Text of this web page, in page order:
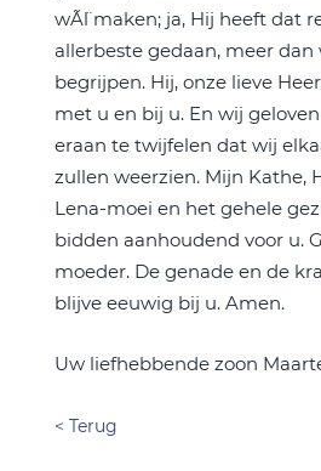
wÃ¨l maken; ja, Hij heeft dat
allerbeste gedaan, meer
begrijpen. Hij, onze lieve
met u en bij u. En wij
eraan te twijfelen dat wij
zullen weerzien. Mijn Kathe,
Lena-moei en het gehele
bidden aanhoudend voor u.
moeder. De genade en de
blijve eeuwig bij u. Amen.
Uw liefhebbende zoon
< Terug